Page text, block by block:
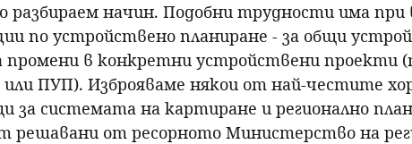
разбираем начин. Подобни трудности има при
по устройствено планиране - за общи
в конкретни устройствени проекти
ПУП). Изброяваме някои от най-честите
за системата на картиране и регионално
решавани от ресорното Министерство на